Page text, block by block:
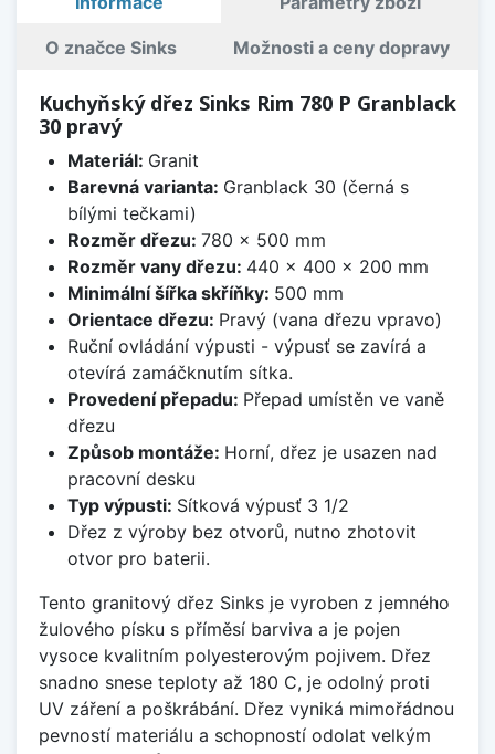
O značce Sinks Možnosti a ceny dopravy
Kuchyňský dřez Sinks Rim 780 P Granblack
30 pravý
Materiál: Granit
Barevná varianta: Granblack 30 (černá s
bílými tečkami)
Rozměr dřezu: 780 x 500 mm
Rozměr vany dřezu: 440 x 400 x 200 mm
Minimální šířka skříňky: 500 mm
Orientace dřezu: Pravý (vana dřezu vpravo)
Ruční ovládání výpusti - výpusť se zavírá a
otevírá zamáčknutím sítka.
Provedení přepadu: Přepad umístěn ve vaně
dřezu
Způsob montáže: Horní, dřez je usazen nad
pracovní desku
Typ výpusti: Sítková výpusť 3 1/2
Dřez z výroby bez otvorů, nutno zhotovit
otvor pro baterii.
Tento granitový dřez Sinks je vyroben z jemného
žulového písku s příměsí barviva a je pojen
vysoce kvalitním polyesterovým pojivem. Dřez
snadno snese teploty až 180 C, je odolný proti
UV záření a poškrábání. Dřez vyniká mimořádnou
pevností materiálu a schopností odolat velkým